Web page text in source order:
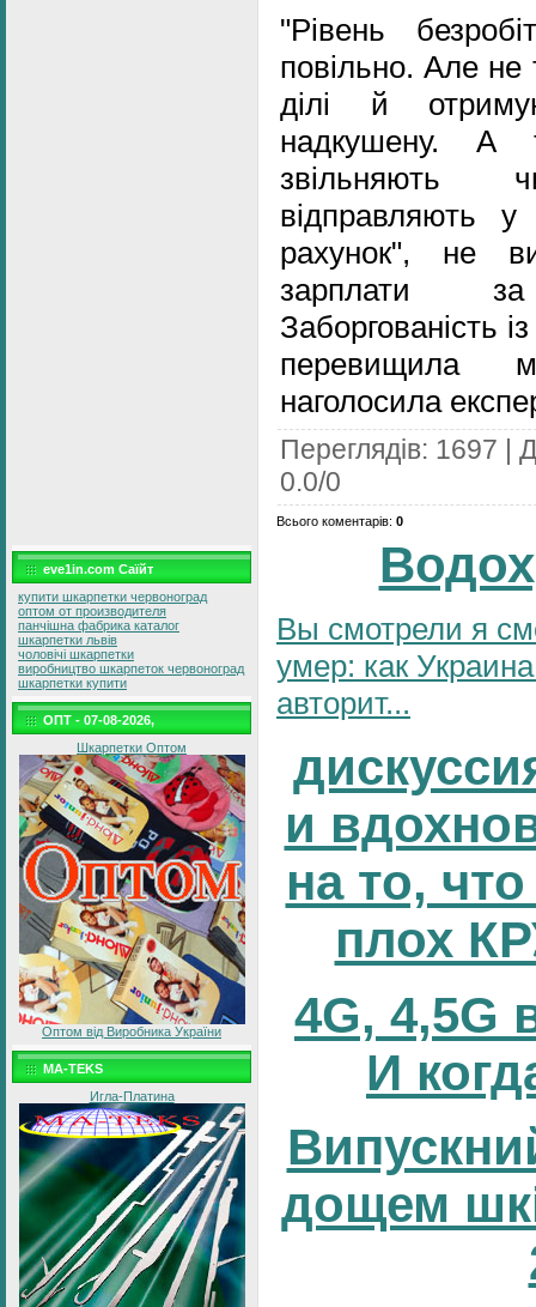
eve1in.com Саїйт
купити шкарпетки червоноград
оптом от производителя
панчішна фабрика каталог
шкарпетки львів
чоловічі шкарпетки
виробництво шкарпеток червоноград
шкарпетки купити
ОПТ - 07-08-2026,
Шкарпетки Оптом
Оптом від Виробника України
MA-TEKS
Игла-Платина
"Рівень
повільно. Але
ділі й
надкушену.
звільняють
відправляють у
рахунок", не
зарплати
Заборгованість
перевищила
наголосила
Переглядів: 1697 |
0.0/0
Всього коментарів: 0
Вы смотрели я
умер: как
авторит...
и
на то,
плох
4G, 4,5G
И
дощем